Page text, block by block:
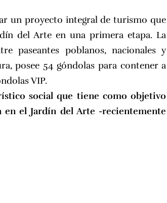
un proyecto integral de turismo que
del Arte en una primera etapa. La
paseantes poblanos, nacionales y
posee 54 góndolas para contener a
VIP.
social que tiene como objetivo
en el Jardín del Arte -recientemente